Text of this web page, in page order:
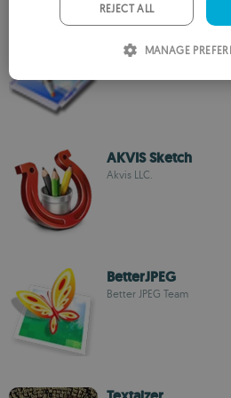
Rayslab
AKVIS Sketch
Akvis LLC.
BetterJPEG
Better JPEG Team
REJECT ALL
MANAGE